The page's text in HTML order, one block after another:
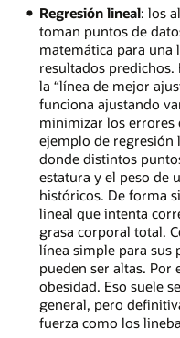
Regresión lineal: los
toman puntos de
matemática para una
resultados predichos.
la “línea de mejor
funciona ajustando
minimizar los errores
ejemplo de regresión
donde distintos
estatura y el peso de
históricos. De forma
lineal que intenta
grasa corporal total.
línea simple para sus
pueden ser altas. Por
obesidad. Eso suele
general, pero
fuerza como los